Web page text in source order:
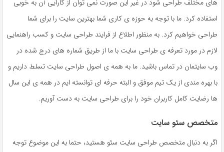
های مختلف طراحی شود در غیر این صورت نمی توان از کارایی آن به خوبی
استفاده کرد. ما با توجه به حوزه ی کاری شما بهترین سایت را برای شما
طراحی خواهیم کرد. به منظور اطلاع از فرایند طراحی سایت و کسب راهنمایی
لازم در مورد تعرفه ی طراحی سایت با ما از طریق شماره های درج شده در
وب سایتمان در تماس باشید. ما به همه ی اصول طراحی سایت تسلط داریم و
با بهره مندی از یک تیم موفق و البته حرفه ای توانسته ایم در همه ی این سال
ها رضایت کامل کاربران خود را برای طراحی سایت به دست آوریم.
متخصص سئو سایت
اگر به دنبال متخصص طراحی سایت سئو هستید، حتما به این موضوع توجه